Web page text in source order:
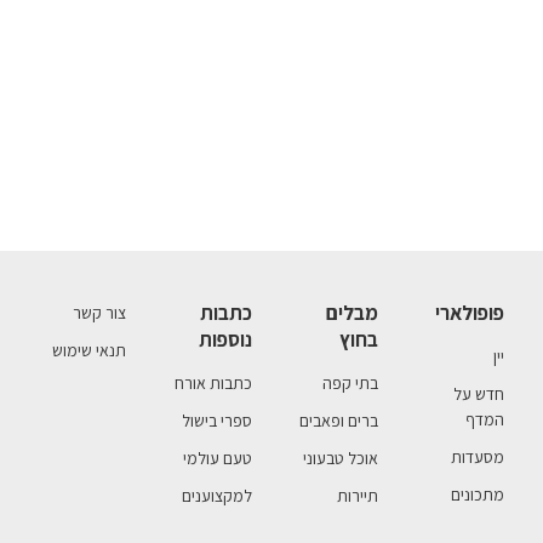
פופולארי
יין
חדש על
המדף
מסעדות
מתכונים
מבלים
בחוץ
בתי קפה
ברים ופאבים
אוכל טבעוני
תיירות
כתבות
נוספות
כתבות אורח
ספרי בישול
טעם עולמי
למקצוענים
צור קשר
תנאי שימוש